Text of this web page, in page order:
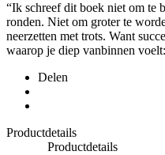
“Ik schreef dit boek niet om te
ronden. Niet om groter te
neerzetten met trots. Want
waarop je diep vanbinnen
Delen
Productdetails
Productdetails